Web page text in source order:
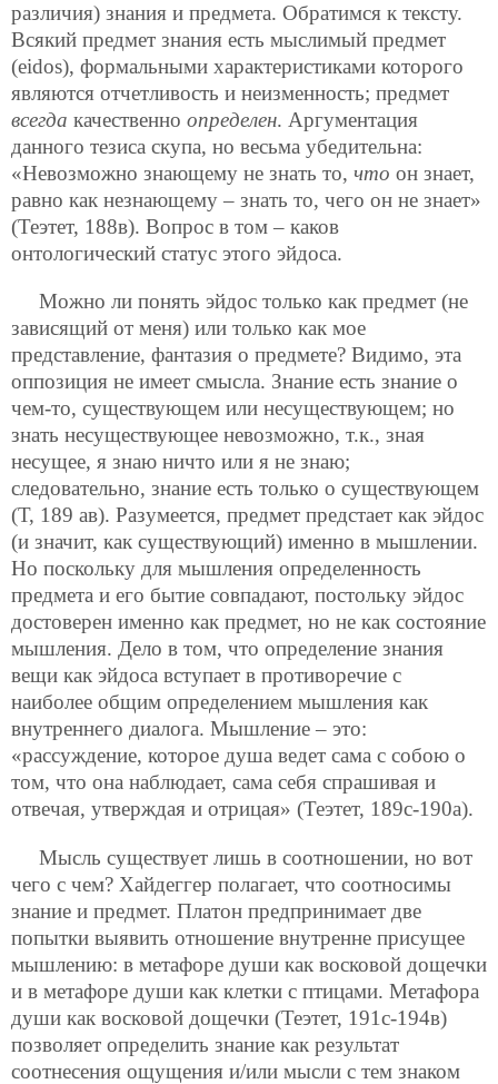
различия) знания и предмета. Обратимся к тексту.
Всякий предмет знания есть мыслимый предмет
(eidos), формальными характеристиками которого
являются отчетливость и неизменность; предмет
всегда качественно определен. Аргументация
данного тезиса скупа, но весьма убедительна:
«Невозможно знающему не знать то, что он знает,
равно как незнающему – знать то, чего он не знает»
(Теэтет, 188в). Вопрос в том – каков
онтологический статус этого эйдоса.
Можно ли понять эйдос только как предмет (не
зависящий от меня) или только как мое
представление, фантазия о предмете? Видимо, эта
оппозиция не имеет смысла. Знание есть знание о
чем-то, существующем или несуществующем; но
знать несуществующее невозможно, т.к., зная
несущее, я знаю ничто или я не знаю;
следовательно, знание есть только о существующем
(Т, 189 ав). Разумеется, предмет предстает как эйдос
(и значит, как существующий) именно в мышлении.
Но поскольку для мышления определенность
предмета и его бытие совпадают, постольку эйдос
достоверен именно как предмет, но не как состояние
мышления. Дело в том, что определение знания
вещи как эйдоса вступает в противоречие с
наиболее общим определением мышления как
внутреннего диалога. Мышление – это:
«рассуждение, которое душа ведет сама с собою о
том, что она наблюдает, сама себя спрашивая и
отвечая, утверждая и отрицая» (Теэтет, 189с-190а).
Мысль существует лишь в соотношении, но вот
чего с чем? Хайдеггер полагает, что соотносимы
знание и предмет. Платон предпринимает две
попытки выявить отношение внутренне присущее
мышлению: в метафоре души как восковой дощечки
и в метафоре души как клетки с птицами. Метафора
души как восковой дощечки (Теэтет, 191с-194в)
позволяет определить знание как результат
соотнесения ощущения и/или мысли с тем знаком